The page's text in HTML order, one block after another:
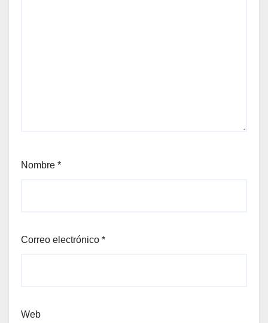
Nombre *
Correo electrónico *
Web